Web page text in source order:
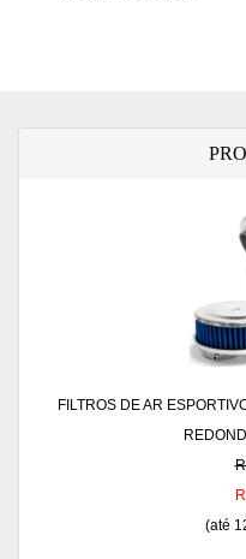
FILTROS DE AR
(até